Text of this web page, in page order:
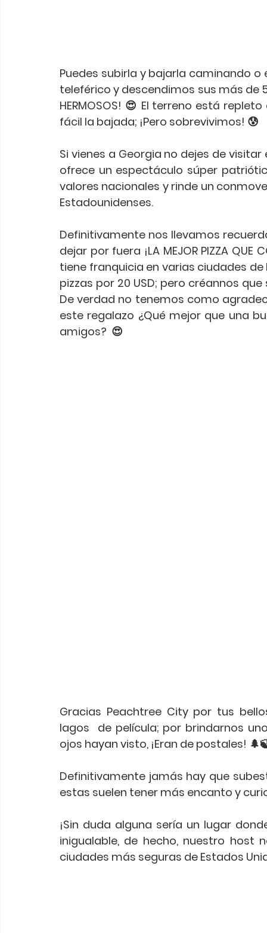
Puedes subirla y bajarla caminando
teleférico y descendimos sus más de
HERMOSOS! 😍 El terreno está
fácil la bajada; ¡Pero sobrevivimos! 😰
Si vienes a Georgia no dejes de
ofrece un espectáculo súper
valores nacionales y rinde un
Estadounidenses.
Definitivamente nos llevamos
dejar por fuera ¡LA MEJOR PIZZA QUE
tiene franquicia en varias ciudades
pizzas por 20 USD; pero créannos
De verdad no tenemos como
este regalazo ¿Qué mejor que una
amigos?  😍
Gracias Peachtree City por tus
lagos  de película; por brindarnos
ojos hayan visto, ¡Eran de postales!
Definitivamente jamás hay que
estas suelen tener más encanto y
¡Sin duda alguna sería un lugar
inigualable, de hecho, nuestro
ciudades más seguras de Estados